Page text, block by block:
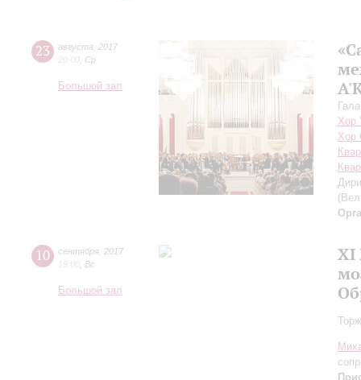
23 августа
2017
20:00 Ср
Большой зал
Хор
Хор
10 сентября 2017
19:00 Вс
Большой зал
XI